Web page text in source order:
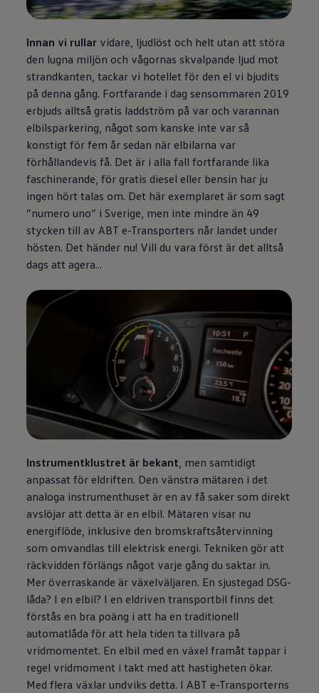
Innan vi rullar vidare, ljudlöst och helt utan att störa
den lugna miljön och vågornas skvalpande ljud mot
strandkanten, tackar vi hotellet för den el vi bjudits
på denna gång. Fortfarande i dag sensommaren 2019
erbjuds alltså gratis laddström på var och varannan
elbilsparkering, något som kanske inte var så
konstigt för fem år sedan när elbilarna var
förhållandevis få. Det är i alla fall fortfarande lika
faschinerande, för gratis diesel eller bensin har ju
ingen hört talas om. Det här exemplaret är som sagt
”numero uno” i Sverige, men inte mindre än 49
stycken till av ABT e-Transporters når landet under
hösten. Det händer nu! Vill du vara först är det alltså
dags att agera...
Instrumentklustret är bekant , men samtidigt
anpassat för eldriften. Den vänstra mätaren i det
analoga instrumenthuset är en av få saker som direkt
avslöjar att detta är en elbil. Mätaren visar nu
energiflöde, inklusive den bromskraftsåtervinning
som omvandlas till elektrisk energi. Tekniken gör att
räckvidden förlängs något varje gång du saktar in.
Mer överraskande är växelväljaren. En sjustegad DSG-
låda? I en elbil? I en eldriven transportbil finns det
förstås en bra poäng i att ha en traditionell
automatlåda för att hela tiden ta tillvara på
vridmomentet. En elbil med en växel framåt tappar i
regel vridmoment i takt med att hastigheten ökar.
Med flera växlar undviks detta. I ABT e-Transporterns